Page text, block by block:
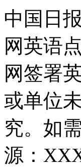
中国日
网英语
网签署
或单位
究。如
源：